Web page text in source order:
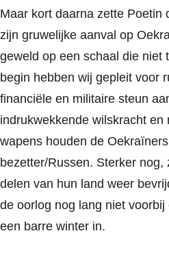
Maar kort daarna zette Poetin
zijn gruwelijke aanval op
geweld op een schaal die niet
begin hebben wij gepleit voor
financiële en militaire steun
indrukwekkende wilskracht en
wapens houden de
bezetter/Russen. Sterker
delen van hun land weer
de oorlog nog lang niet
een barre winter in.